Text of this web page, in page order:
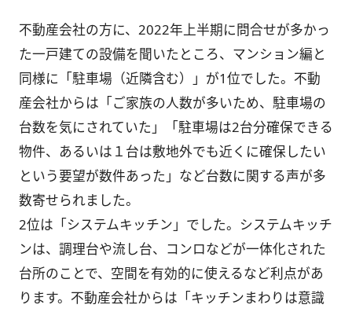
不動産会社の方に、2022年上半期に問合せが多かっ
た一戸建ての設備を聞いたところ、マンション編と
同様に「駐車場（近隣含む）」が1位でした。不動
産会社からは「ご家族の人数が多いため、駐車場の
台数を気にされていた」「駐車場は2台分確保できる
物件、あるいは１台は敷地外でも近くに確保したい
という要望が数件あった」など台数に関する声が多
数寄せられました。
2位は「システムキッチン」でした。システムキッチ
ンは、調理台や流し台、コンロなどが一体化された
台所のことで、空間を有効的に使えるなど利点があ
ります。不動産会社からは「キッチンまわりは意識